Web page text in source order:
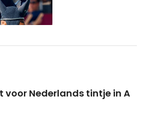
voor Nederlands tintje in A